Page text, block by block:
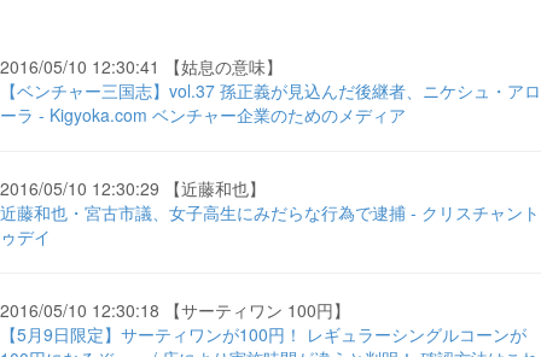
2016/05/10 12:30:41 【姑息の意味】
【ベンチャー三国志】vol.37 孫正義が見込んだ後継者、ニケシュ・アロ
ーラ - Kigyoka.com ベンチャー企業のためのメディア
2016/05/10 12:30:29 【近藤和也】
近藤和也・宮古市議、女子高生にみだらな行為で逮捕 - クリスチャント
ゥデイ
2016/05/10 12:30:18 【サーティワン 100円】
【5月9日限定】サーティワンが100円！ レギュラーシングルコーンが